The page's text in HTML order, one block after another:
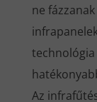
ne
Az